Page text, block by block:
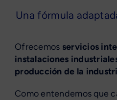
Una fórmula
Ofrecemos servicios
instalaciones
producción de la
Como entendemos que